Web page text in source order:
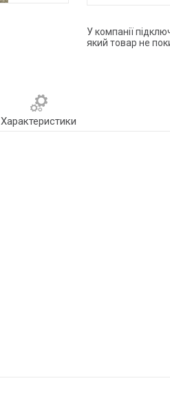
У компанії
який товар не
Характеристики